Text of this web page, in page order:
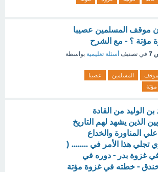
موقف المسلمين عصيبا
مؤتة ؟ - مع الشرح
7 في تصنيف أسئلة تعليمية بواسطة
موقف المسلمين
عصيبا
مؤتة
بن الوليد من القادة
الذين يشهد لهم التاريخ
المناورة والخداع
تجلي هذا الأمر في ........ (
غزوة بدر - دوره في
- خطته في غزوة مؤتة